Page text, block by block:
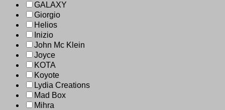
GALAXY
Giorgio
Helios
Inizio
John Mc Klein
Joyce
KOTA
Koyote
Lydia Creations
Mad Box
Mihra